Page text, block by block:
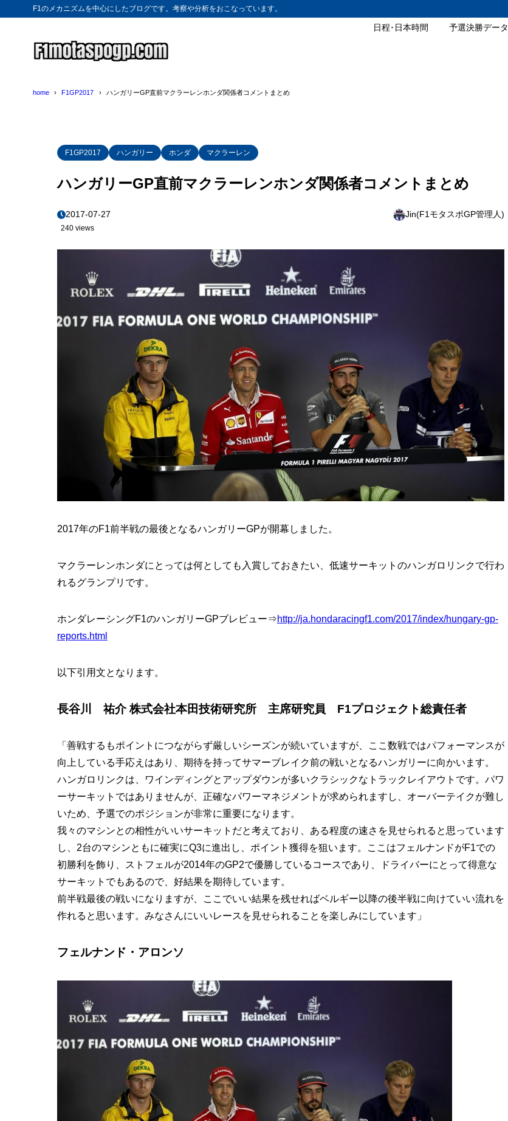
F1のメカニズムを中心にしたブログです。考察や分析をおこなっています。
日程･日本時間 予選決勝データ
home F1GP2017 ハンガリーGP直前マクラーレンホンダ関係者コメントまとめ
F1GP2017 ハンガリー ホンダ マクラーレン
ハンガリーGP直前マクラーレンホンダ関係者コメントまとめ
2017-07-27 Jin(F1モタスポGP管理人)
240 views
2017年のF1前半戦の最後となるハンガリーGPが開幕しました。
マクラーレンホンダにとっては何としても入賞しておきたい、低速サーキットのハンガロリンクで行わ
れるグランプリです。
ホンダレーシングF1のハンガリーGPブレビュー⇒http://ja.hondaracingf1.com/2017/index/hungary-gp-
reports.html
以下引用文となります。
長谷川 祐介 株式会社本田技術研究所 主席研究員 F1プロジェクト総責任者
「善戦するもポイントにつながらず厳しいシーズンが続いていますが、ここ数戦ではパフォーマンスが
向上している手応えはあり、期待を持ってサマーブレイク前の戦いとなるハンガリーに向かいます。
ハンガロリンクは、ワインディングとアップダウンが多いクラシックなトラックレイアウトです。パワ
ーサーキットではありませんが、正確なパワーマネジメントが求められますし、オーバーテイクが難し
いため、予選でのポジションが非常に重要になります。
我々のマシンとの相性がいいサーキットだと考えており、ある程度の速さを見せられると思っています
し、2台のマシンともに確実にQ3に進出し、ポイント獲得を狙います。ここはフェルナンドがF1での
初勝利を飾り、ストフェルが2014年のGP2で優勝しているコースであり、ドライバーにとって得意な
サーキットでもあるので、好結果を期待しています。
前半戦最後の戦いになりますが、ここでいい結果を残せればベルギー以降の後半戦に向けていい流れを
作れると思います。みなさんにいいレースを見せられることを楽しみにしています」
フェルナンド・アロンソ